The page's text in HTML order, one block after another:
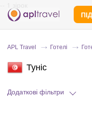
APL Travel Готелі
Туніс
Додаткові фільтри